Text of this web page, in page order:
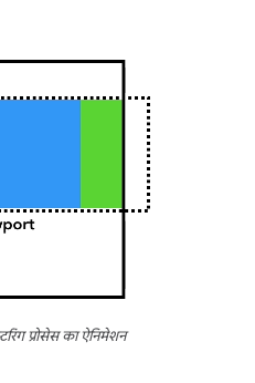
प्रोसेस का ऐनिमेशन